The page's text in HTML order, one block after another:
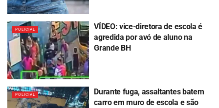
POLICIAL
VÍDEO: vice-diretora de escola é
agredida por avó de aluno na
Grande BH
POLICIAL
Durante fuga, assaltantes batem
carro em muro de escola e são